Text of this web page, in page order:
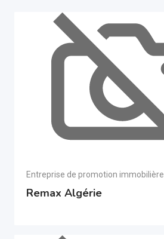
Entreprise de promotion immobilière
Remax Algérie